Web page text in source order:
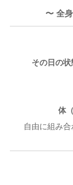
〜 全
その日の
体
自由に組み合